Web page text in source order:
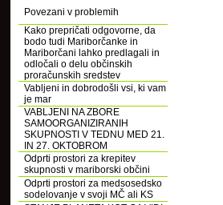
Povezani v problemih
Kako prepričati odgovorne, da
bodo tudi Mariborčanke in
Mariborčani lahko predlagali in
odločali o delu občinskih
proračunskih sredstev
Vabljeni in dobrodošli vsi, ki vam
je mar
VABLJENI NA ZBORE
SAMOORGANIZIRANIH
SKUPNOSTI V TEDNU MED 21.
IN 27. OKTOBROM
Odprti prostori za krepitev
skupnosti v mariborski občini
Odprti prostori za medsosedsko
sodelovanje v svoji MČ ali KS